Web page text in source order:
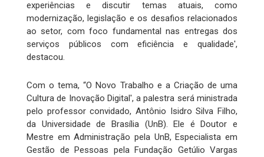
experiências e discutir temas atuais, como
modernização, legislação e os desafios relacionados
ao setor, com foco fundamental nas entregas dos
serviços públicos com eficiência e qualidade',
destacou.
Com o tema, “O Novo Trabalho e a Criação de uma
Cultura de Inovação Digital', a palestra será ministrada
pelo professor convidado, Antônio Isidro Silva Filho,
da Universidade de Brasília (UnB). Ele é Doutor e
Mestre em Administração pela UnB, Especialista em
Gestão de Pessoas pela Fundação Getúlio Vargas